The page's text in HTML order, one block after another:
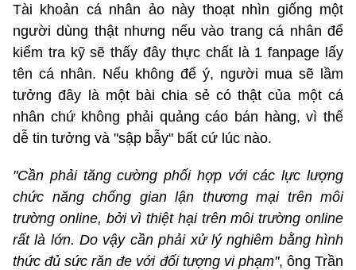
Tài khoản cá nhân ảo này thoạt nhìn giống một
người dùng thật nhưng nếu vào trang cá nhân để
kiểm tra kỹ sẽ thấy đây thực chất là 1 fanpage lấy
tên cá nhân. Nếu không để ý, người mua sẽ lầm
tưởng đây là một bài chia sẻ có thật của một cá
nhân chứ không phải quảng cáo bán hàng, vì thế
dễ tin tưởng và "sập bẫy" bất cứ lúc nào.
"Cần phải tăng cường phối hợp với các lực lượng
chức năng chống gian lận thương mại trên môi
trường online, bởi vì thiệt hại trên môi trường online
rất là lớn. Do vậy cần phải xử lý nghiêm bằng hình
thức đủ sức răn đe với đối tượng vi phạm", ông Trần